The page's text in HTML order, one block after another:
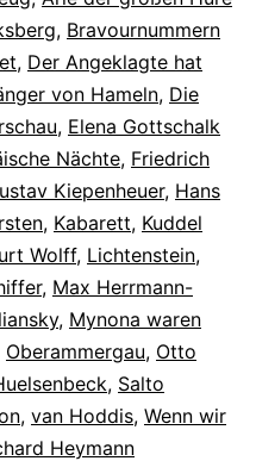
, Bravournummern
, Der Angeklagte hat
von Hameln, Die
, Elena Gottschalk
Nächte, Friedrich
Kiepenheuer, Hans
, Kabarett, Kuddel
Wolff, Lichtenstein,
, Max Herrmann-
, Mynona waren
Oberammergau, Otto
, Salto
, van Hoddis, Wenn wir
Heymann